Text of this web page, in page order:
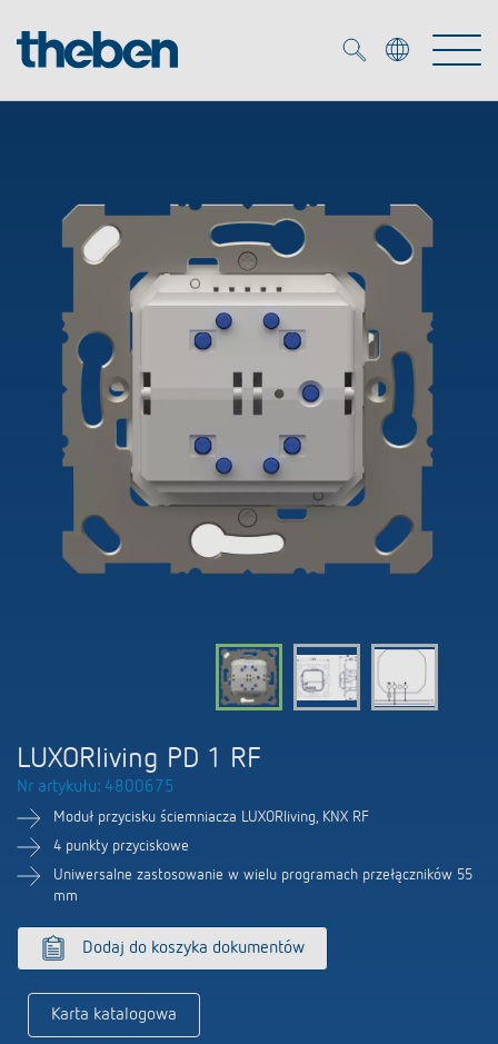
KNX
Inteligentny dom
DALI
Czujniki obecności i ruchu
Oprawy LED
Sterowanie czasem i oświetleniem
Katalogi
Katalogi
Rozwiązania
Rozwiązania
Nowości
Nowości
Serwis
Portal BIM
Osoby kontaktowe
LUXORliving PD 1 RF
Nr artykułu: 4800675
Moduł przycisku ściemniacza LUXORliving, KNX RF
4 punkty przyciskowe
Uniwersalne zastosowanie w wielu programach przełączników 55
mm
Dodaj do koszyka dokumentów
Karta katalogowa